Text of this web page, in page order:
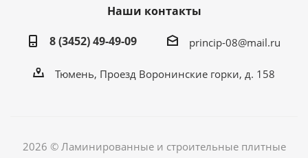
Наши контакты
8 (3452) 49-49-09
princip-08@mail.ru
Тюмень, Проезд Воронинские горки, д. 158
2026 © Ламинированные и строительные плитные